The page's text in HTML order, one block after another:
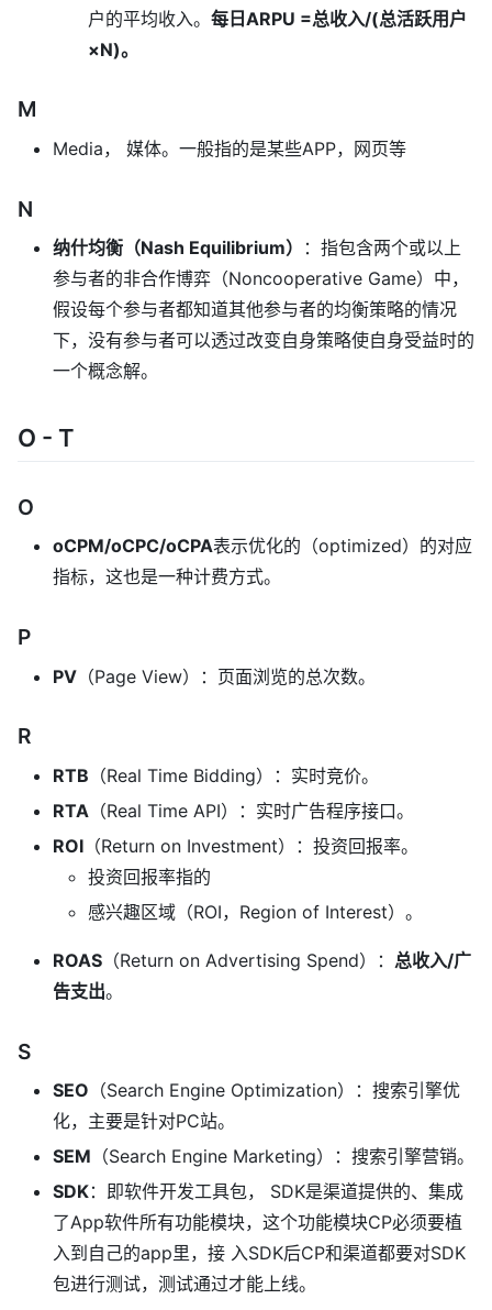
户的平均收入。 每日ARPU =总收入/(总活跃用户
×N)。
M
Media， 媒体。一般指的是某些APP，网页等
N
纳什均衡（Nash Equilibrium）
：指包含两个或以上
参与者的非合作博弈（Noncooperative Game）中，
假设每个参与者都知道其他参与者的均衡策略的情况
下，没有参与者可以透过改变自身策略使自身受益时的
一个概念解。
O - T
O
oCPM/oCPC/oCPA表示优化的（optimized）的对应
指标，这也是一种计费方式。
P
PV （Page View）：页面浏览的总次数。
R
RTB （Real Time Bidding）：实时竞价。
RTA （Real Time API）：实时广告程序接口。
ROI （Return on Investment）：投资回报率。
投资回报率指的
感兴趣区域（ROI，Region of Interest）。
ROAS （Return on Advertising Spend）： 总收入/广
告支出。
S
SEO （Search Engine Optimization）：搜索引擎优
化，主要是针对PC站。
SEM （Search Engine Marketing）：搜索引擎营销。
SDK：即软件开发工具包， SDK是渠道提供的、集成
了App软件所有功能模块，这个功能模块CP必须要植
入到自己的app里，接 入SDK后CP和渠道都要对SDK
包进行测试，测试通过才能上线。